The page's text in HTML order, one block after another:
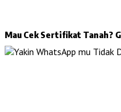
Mau Cek Sertifikat Tanah?